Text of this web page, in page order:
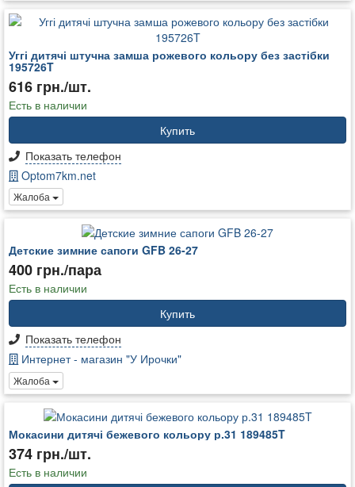
Уггі дитячі штучна замша рожевого кольору без застібки
195726T
616 грн./шт.
Есть в наличии
Купить
Показать телефон
Optom7km.net
Жалоба
Детские зимние сапоги GFB 26-27
400 грн./пара
Есть в наличии
Купить
Показать телефон
Интернет - магазин "У Ирочки"
Жалоба
Мокасини дитячі бежевого кольору р.31 189485T
374 грн./шт.
Есть в наличии